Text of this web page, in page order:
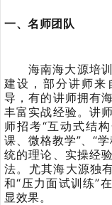
一、名师团队
海南海大源培
建设，部分讲师来
导，有的讲师拥有
丰富实战经验。讲
师招考“互动式结
课、微格教学”、“
统的理论、实操经
法。尤其海大源独
和“压力面试训练”
显效果。